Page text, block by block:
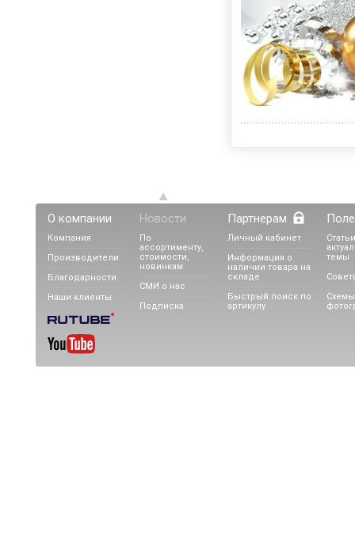
О компании
Компания
Производители
Благодарности
Наши клиенты
Новости
По
ассортименту,
стоимости,
новинкам
СМИ о нас
Подписка
Партнерам
Личный кабинет
Информация о
наличии товара на
складе
Быстрый поиск по
артикулу
темы